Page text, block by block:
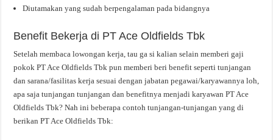
Diutamakan yang sudah berpengalaman pada bidangnya
Benefit Bekerja di PT Ace Oldfields Tbk
Setelah membaca lowongan kerja, tau ga si kalian selain memberi gaji
pokok PT Ace Oldfields Tbk pun memberi beri benefit seperti tunjangan
dan sarana/fasilitas kerja sesuai dengan jabatan pegawai/karyawannya loh,
apa saja tunjangan tunjangan dan benefitnya menjadi karyawan PT Ace
Oldfields Tbk? Nah ini beberapa contoh tunjangan-tunjangan yang di
berikan PT Ace Oldfields Tbk: